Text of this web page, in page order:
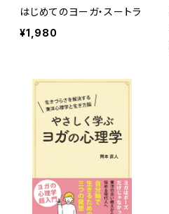
はじめてのヨーガ・スートラ
¥1,980